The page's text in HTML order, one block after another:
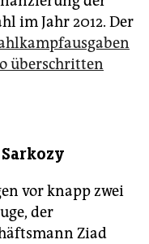
im Jahr 2012. Der
überschritten
vor knapp zwei
der
Ziad